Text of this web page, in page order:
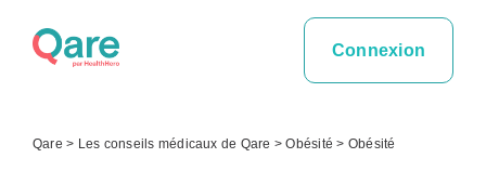
Connexion
Qare > Les conseils médicaux de Qare >Obésité > Obésité